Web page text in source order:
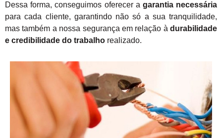
Dessa forma, conseguimos oferecer a garantia necessária
para cada cliente, garantindo não só a sua tranquilidade,
mas também a nossa segurança em relação à durabilidade
e credibilidade do trabalho realizado.